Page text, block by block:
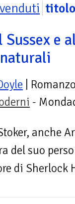
venduti titolo
e
|
-
anche
del suo
di Sherlock